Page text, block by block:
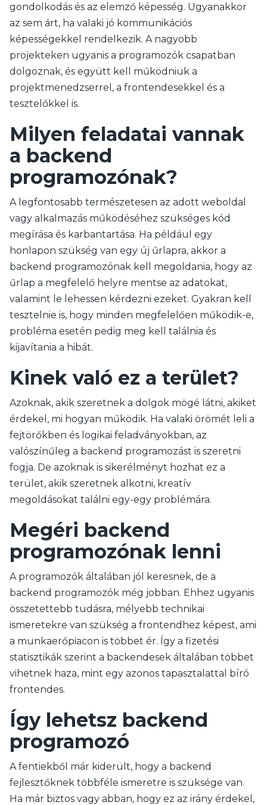
gondolkodás és az elemző képesség. Ugyanakkor
az sem árt, ha valaki jó kommunikációs
képességekkel rendelkezik. A nagyobb
projekteken ugyanis a programozók csapatban
dolgoznak, és együtt kell működniük a
projektmenedzserrel, a frontendesekkel és a
tesztelőkkel is.
Milyen feladatai vannak
a backend
programozónak?
A legfontosabb természetesen az adott weboldal
vagy alkalmazás működéséhez szükséges kód
megírása és karbantartása. Ha például egy
honlapon szükség van egy új űrlapra, akkor a
backend programozónak kell megoldania, hogy az
űrlap a megfelelő helyre mentse az adatokat,
valamint le lehessen kérdezni ezeket. Gyakran kell
tesztelnie is, hogy minden megfelelően működik-e,
probléma esetén pedig meg kell találnia és
kijavítania a hibát.
Kinek való ez a terület?
Azoknak, akik szeretnek a dolgok mögé látni, akiket
érdekel, mi hogyan működik. Ha valaki örömét leli a
fejtörőkben és logikai feladványokban, az
valószínűleg a backend programozást is szeretni
fogja. De azoknak is sikerélményt hozhat ez a
terület, akik szeretnek alkotni, kreatív
megoldásokat találni egy-egy problémára.
Megéri backend
programozónak lenni
A programozók általában jól keresnek, de a
backend programozók még jobban. Ehhez ugyanis
összetettebb tudásra, mélyebb technikai
ismeretekre van szükség a frontendhez képest, ami
a munkaerőpiacon is többet ér. Így a fizetési
statisztikák szerint a backendesek általában többet
vihetnek haza, mint egy azonos tapasztalattal bíró
frontendes.
Így lehetsz backend
programozó
A fentiekből már kiderült, hogy a backend
fejlesztőknek többféle ismeretre is szüksége van.
Ha már biztos vagy abban, hogy ez az irány érdekel,